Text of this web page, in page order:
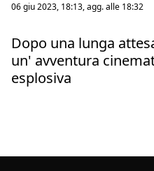
06 giu 2023, 18:13, agg. alle 18:32
Dopo una lunga
un' avventura
esplosiva